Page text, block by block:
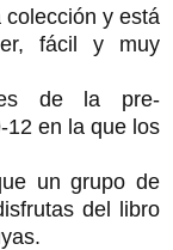
y está
fácil y muy
de la pre-
12 en la que los
un grupo de
del libro